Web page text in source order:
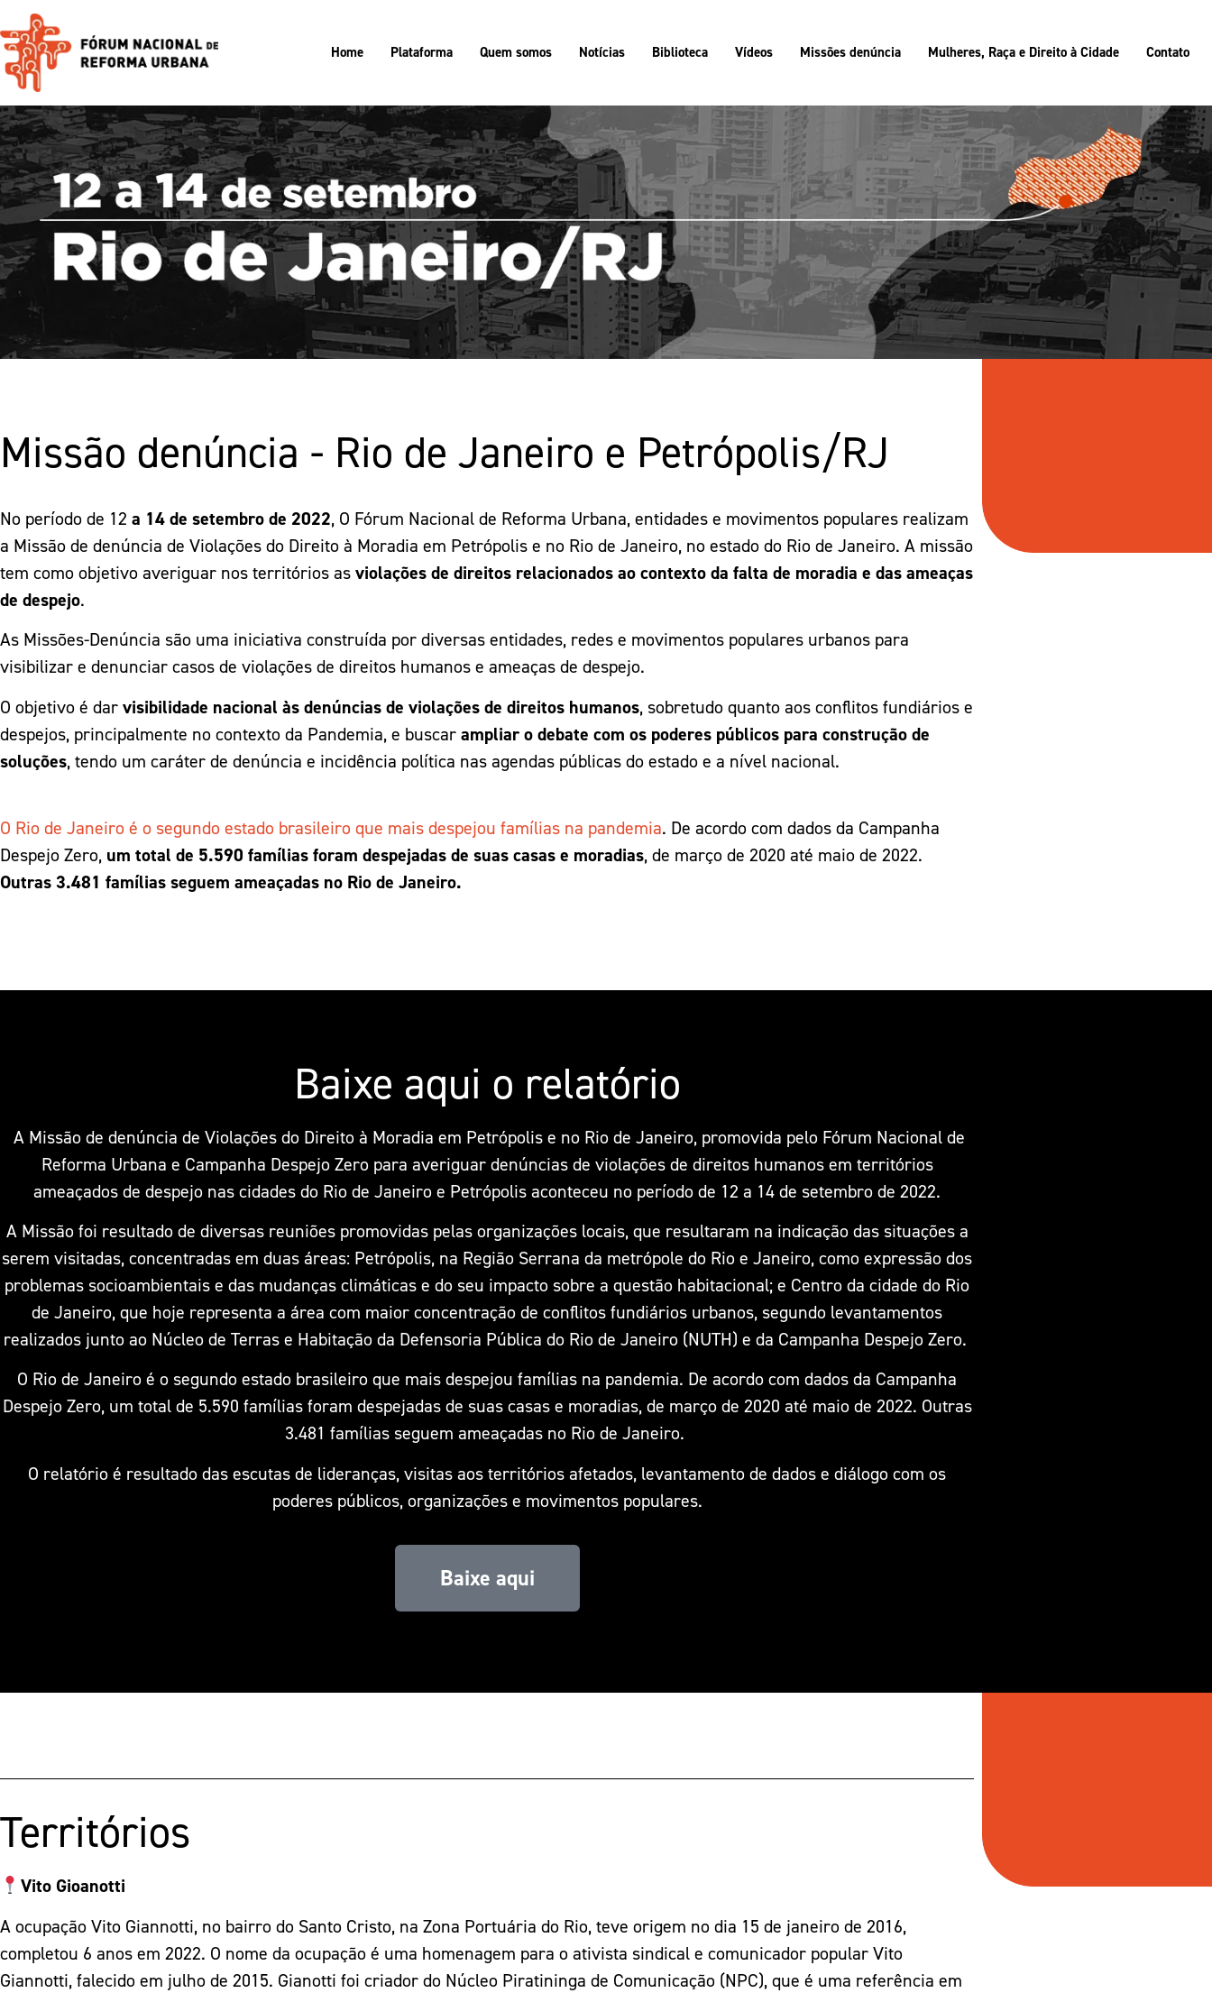
Home Plataforma Quem somos Notícias Biblioteca Vídeos Missões denúncia Mulheres, Raça e Direito à Cidade Contato
Missão denúncia - Rio de Janeiro e Petrópolis/RJ
No período de 12 a 14 de setembro de 2022, O Fórum Nacional de Reforma Urbana, entidades e movimentos populares realizam
a Missão de denúncia de Violações do Direito à Moradia em Petrópolis e no Rio de Janeiro, no estado do Rio de Janeiro. A missão
tem como objetivoaveriguar nos territórios asviolações de direitos relacionados ao contexto da falta de moradia e das ameaças
de despejo.
As Missões-Denúncia são uma iniciativa construída por diversas entidades, redes e movimentos populares urbanos para
visibilizar e denunciar casos de violações de direitos humanos e ameaças de despejo.
O objetivo é darvisibilidade nacional às denúncias de violações de direitos humanos, sobretudo quanto aos conflitos fundiários e
despejos, principalmente no contexto da Pandemia, e buscarampliar o debate com os poderes públicos para construção de
soluções, tendo um caráter de denúncia e incidência política nas agendas públicas do estado e a nível nacional.
O Rio de Janeiro é o segundo estado brasileiro que mais despejou famílias na pandemia. De acordo com dados da Campanha
Despejo Zero, um total de 5.590 famílias foram despejadas de suas casas e moradias, de março de 2020 até maio de 2022.
Outras 3.481 famílias seguem ameaçadas no Rio de Janeiro.
Baixe aqui o relatório
A Missão de denúncia de Violações do Direito à Moradia em Petrópolis e no Rio de Janeiro, promovida pelo Fórum Nacional de
Reforma Urbana e Campanha Despejo Zero para averiguar denúncias de violações de direitos humanos em territórios
ameaçados de despejo nas cidades do Rio de Janeiro e Petrópolis aconteceu no período de 12 a 14 de setembro de 2022.
A Missão foi resultado de diversas reuniões promovidas pelas organizações locais, que resultaram na indicação das situações a
serem visitadas, concentradas em duas áreas: Petrópolis, na Região Serrana da metrópole do Rio e Janeiro, como expressão dos
problemas socioambientais e das mudanças climáticas e do seu impacto sobre a questão habitacional; e Centro da cidade do Rio
de Janeiro, que hoje representa a área com maior concentração de conflitos fundiários urbanos, segundo levantamentos
realizados junto ao Núcleo de Terras e Habitação da Defensoria Pública do Rio de Janeiro (NUTH) e da Campanha Despejo Zero.
O Rio de Janeiro é o segundo estado brasileiro que mais despejou famílias na pandemia. De acordo com dados da Campanha
Despejo Zero, um total de 5.590 famílias foram despejadas de suas casas e moradias, de março de 2020 até maio de 2022. Outras
3.481 famílias seguem ameaçadas no Rio de Janeiro.
O relatório é resultado das escutas de lideranças, visitas aos territórios afetados, levantamento de dados e diálogo com os
poderes públicos, organizações e movimentos populares.
Baixe aqui
Territórios
Vito Gioanotti
A ocupação Vito Giannotti, no bairro do Santo Cristo, na Zona Portuária do Rio, teve origem no dia 15 de janeiro de 2016,
completou 6 anos em 2022. O nome da ocupação é uma homenagem para o ativista sindical e comunicador popular Vito
Giannotti, falecido em julho de 2015. Gianotti foi criador do Núcleo Piratininga de Comunicação (NPC), que é uma referência em